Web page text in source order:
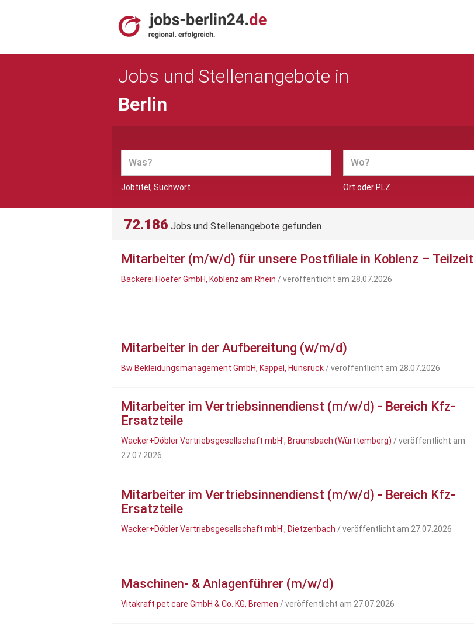
Jobs und Stellenangebote in
Berlin
Jobtitel, Suchwort Ort oder PLZ
72.186 Jobs und Stellenangebote gefunden
Mitarbeiter (m/w/d) für unsere Postfiliale in Koblenz – Teilzeit
Bäckerei Hoefer GmbH, Koblenz am Rhein / veröffentlicht am 28.07.2026
Mitarbeiter in der Aufbereitung (w/m/d)
Bw Bekleidungsmanagement GmbH, Kappel, Hunsrück / veröffentlicht am 28.07.2026
Mitarbeiter im Vertriebsinnendienst (m/w/d) - Bereich Kfz-
Ersatzteile
Wacker+Döbler Vertriebsgesellschaft mbH', Braunsbach (Württemberg) / veröffentlicht am
27.07.2026
Mitarbeiter im Vertriebsinnendienst (m/w/d) - Bereich Kfz-
Ersatzteile
Wacker+Döbler Vertriebsgesellschaft mbH', Dietzenbach / veröffentlicht am 27.07.2026
Maschinen- & Anlagenführer (m/w/d)
Vitakraft pet care GmbH & Co. KG, Bremen / veröffentlicht am 27.07.2026